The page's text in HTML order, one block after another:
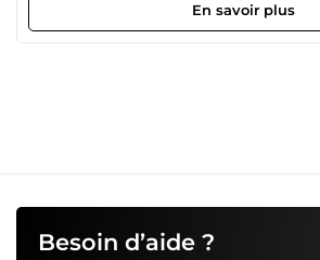
présence en ligne 🌐, développer des
percutantes ✍️, maîtriser les arcanes du
compréhension approfondie de vos
de stratégies sur mesure. Engagé et
accompagne à chaque étape, du
En savoir plus
Besoin d’aide ?